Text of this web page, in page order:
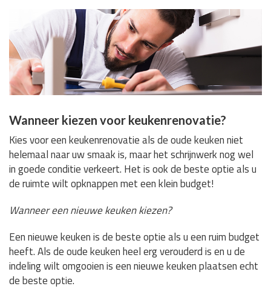
Wanneer kiezen voor keukenrenovatie?
Kies voor een keukenrenovatie als de oude keuken niet
helemaal naar uw smaak is, maar het schrijnwerk nog wel
in goede conditie verkeert. Het is ook de beste optie als u
de ruimte wilt opknappen met een klein budget!
Wanneer een nieuwe keuken kiezen?
Een nieuwe keuken is de beste optie als u een ruim budget
heeft. Als de oude keuken heel erg verouderd is en u de
indeling wilt omgooien is een nieuwe keuken plaatsen echt
de beste optie.